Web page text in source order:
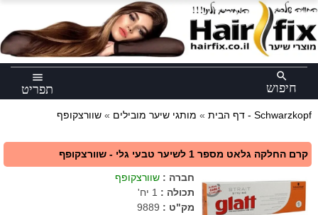
menu
תפריט
search
חיפוש
דף הבית » מותגי שיער מובילים » שוורצקופף - Schwarzkopf
קרם החלקה גלאט מספר 1 לשיער טבעי גלי - שוורצקופף
חברה : שוורצקופף
תכולה : 1 יח'
מק"ט :
9889
×